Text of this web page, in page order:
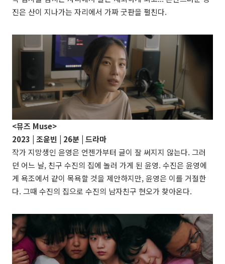
진은 산이 지나가는 자리에서 가짜 굿판을 펼친다.
<뮤즈 Muse>
2023 |
조윤빈
| 26분 | 드라마
작가 지망생인 윤영은 언젠가부터 글이 잘 써지지 않는다. 그러
던 어느 날, 친구 수진의 집에 놀러 가게 된 윤영. 수진은 윤영에
게 욕조에서 같이 목욕할 것을 제안하지만, 윤영은 이를 거절한
다. 그때 수진의 집으로 수진의 남자친구 현오가 찾아온다.